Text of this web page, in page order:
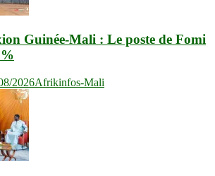
Guinée-Mali : Le poste de Fomi
2026Afrikinfos-Mali